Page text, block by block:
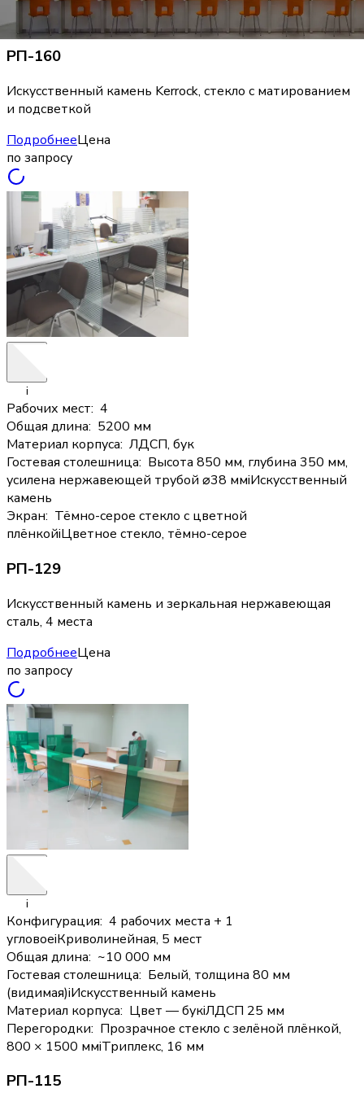
Перегородки:Частичное матирование в виде
квадратной сетки, 1300×700 ммiСтекло, матирование
РП-160
Искусственный камень Kerrock, стекло с матированием
и подсветкой
ПодробнееЦена
по запросу
i
Рабочих мест: 4
Общая длина: 5200 мм
Материал корпуса: ЛДСП, бук
Гостевая столешница: Высота 850 мм, глубина 350 мм,
усилена нержавеющей трубой ⌀38 ммiИскусственный
камень
Экран: Тёмно-серое стекло с цветной
плёнкойiЦветное стекло, тёмно-серое
РП-129
Искусственный камень и зеркальная нержавеющая
сталь, 4 места
ПодробнееЦена
по запросу
i
Конфигурация: 4 рабочих места + 1
угловоеiКриволинейная, 5 мест
Общая длина: ~10 000 мм
Гостевая столешница: Белый, толщина 80 мм
(видимая)iИскусственный камень
Материал корпуса: Цвет — букiЛДСП 25 мм
Перегородки: Прозрачное стекло с зелёной плёнкой,
800 × 1500 ммiТриплекс, 16 мм
РП-115